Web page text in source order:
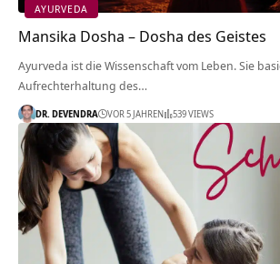
AYURVEDA
Mansika Dosha – Dosha des Geistes
Ayurveda ist die Wissenschaft vom Leben. Sie
Aufrechterhaltung des…
DR. DEVENDRA VOR 5 JAHREN 539 VIEWS